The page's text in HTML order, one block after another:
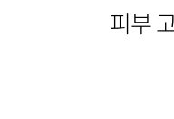
피부